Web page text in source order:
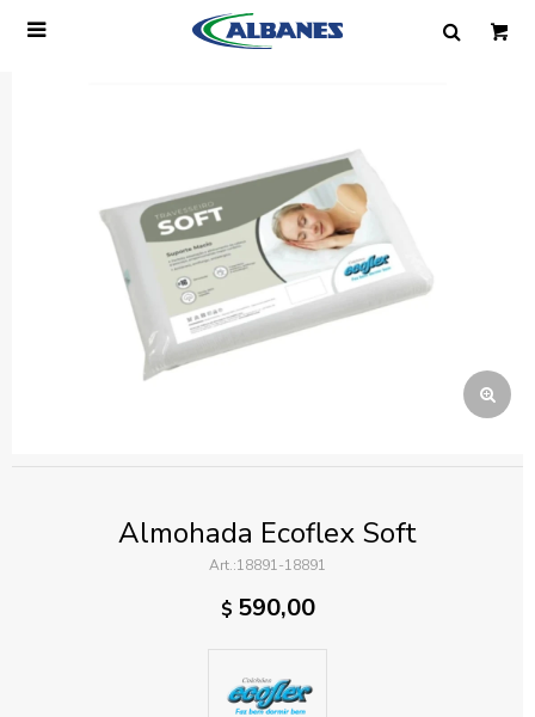

Almohada Ecoflex Soft
18891-18891
$ 590,00
Correo electrónico